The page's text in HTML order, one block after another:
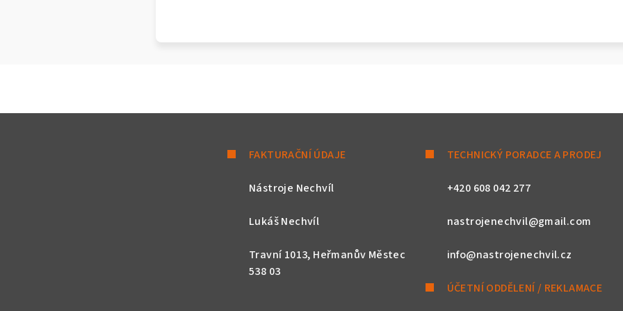
FAKTURAČNÍ ÚDAJE
Nástroje Nechvíl
Lukáš Nechvíl
Travní 1013, Heřmanův Městec
538 03
TECHNICKÝ PORADCE A PRODEJ
+420 608 042 277
nastrojenechvil@gmail.com
info@nastrojenechvil.cz
ÚČETNÍ ODDĚLENÍ / REKLAMACE